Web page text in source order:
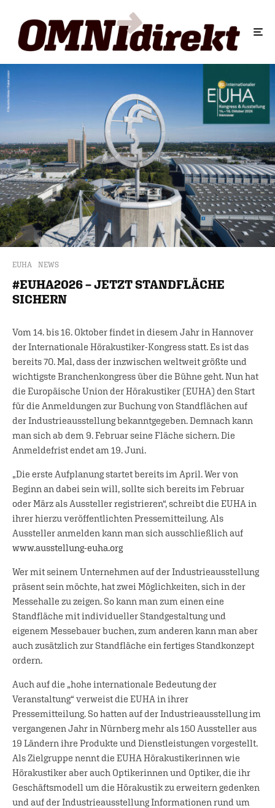
EUHA NEWS
#EUHA2026 – JETZT STANDFLÄCHE
SICHERN
Vom 14. bis 16. Oktober findet in diesem Jahr in Hannover
der Internationale Hörakustiker-Kongress statt. Es ist das
bereits 70. Mal, dass der inzwischen weltweit größte und
wichtigste Branchenkongress über die Bühne geht. Nun hat
die Europäische Union der Hörakustiker (EUHA) den Start
für die Anmeldungen zur Buchung von Standflächen auf
der Industrieausstellung bekanntgegeben. Demnach kann
man sich ab dem 9. Februar seine Fläche sichern. Die
Anmeldefrist endet am 19. Juni.
„Die erste Aufplanung startet bereits im April. Wer von
Beginn an dabei sein will, sollte sich bereits im Februar
oder März als Aussteller registrieren“, schreibt die EUHA in
ihrer hierzu veröffentlichten Pressemitteilung. Als
Aussteller anmelden kann man sich ausschließlich auf
www.ausstellung-euha.org
Wer mit seinem Unternehmen auf der Industrieausstellung
präsent sein möchte, hat zwei Möglichkeiten, sich in der
Messehalle zu zeigen. So kann man zum einen eine
Standfläche mit individueller Standgestaltung und
eigenem Messebauer buchen, zum anderen kann man aber
auch zusätzlich zur Standfläche ein fertiges Standkonzept
ordern.
Auch auf die „hohe internationale Bedeutung der
Veranstaltung“ verweist die EUHA in ihrer
Pressemitteilung. So hatten auf der Industrieausstellung im
vergangenen Jahr in Nürnberg mehr als 150 Aussteller aus
19 Ländern ihre Produkte und Dienstleistungen vorgestellt.
Als Zielgruppe nennt die EUHA Hörakustikerinnen wie
Hörakustiker aber auch Optikerinnen und Optiker, die ihr
Geschäftsmodell um die Hörakustik zu erweitern gedenken
und auf der Industrieausstellung Informationen rund um